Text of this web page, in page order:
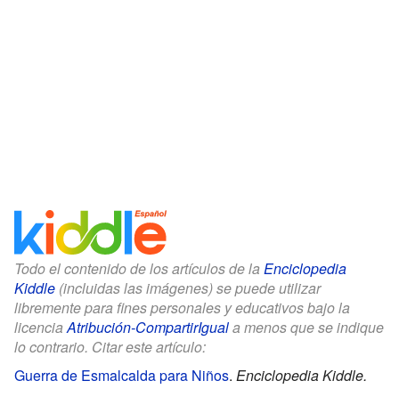
Todo el contenido de los artículos de la Enciclopedia
Kiddle (incluidas las imágenes) se puede utilizar
libremente para fines personales y educativos bajo la
licenciaAtribución-CompartirIguala menos que se indique
lo contrario. Citar este artículo:
Guerra de Esmalcalda para Niños. Enciclopedia Kiddle.